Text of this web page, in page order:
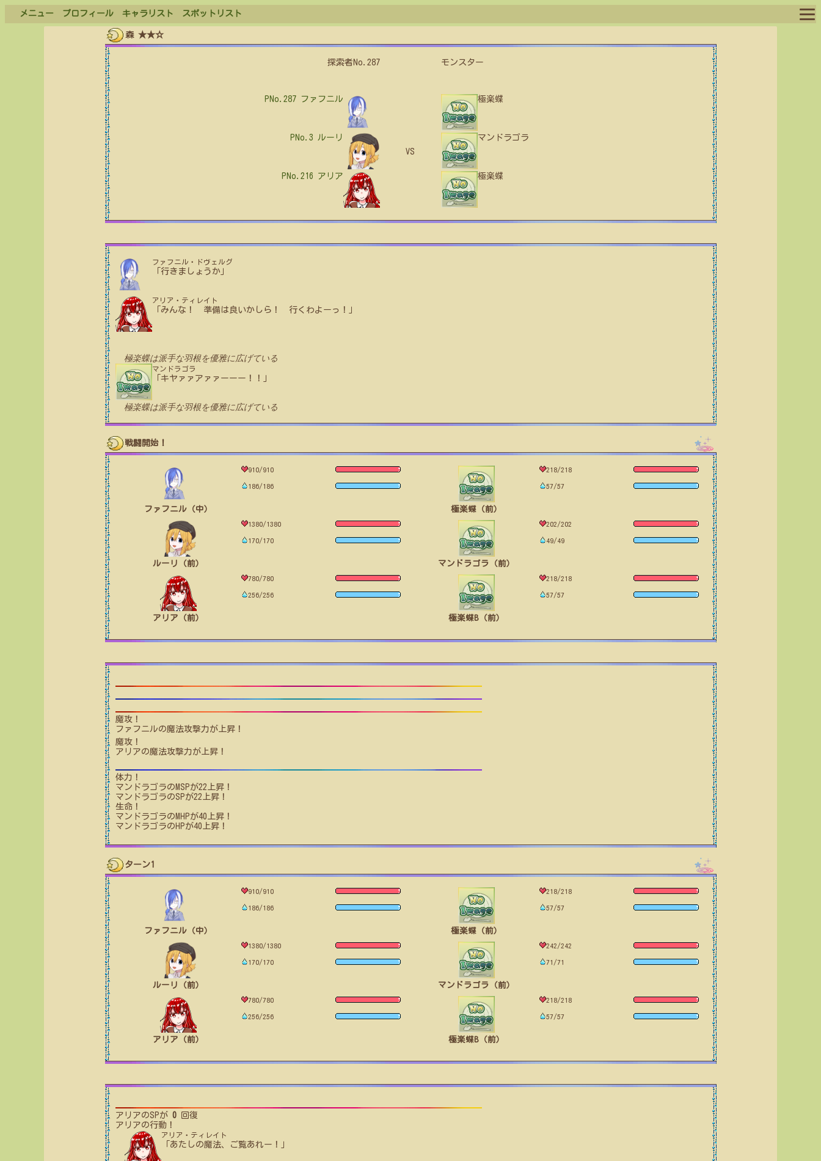
メニュー プロフィール キャラリスト スポットリスト
ログイン
ログアウト
森 ★★☆
探索者No.287 モンスター
PNo.287 ファフニル
VS
極楽蝶
PNo.3 ルーリ マンドラゴラ
PNo.216 アリア 極楽蝶
ファフニル・ドヴェルグ
「行きましょうか」
アリア・ティレイト
「みんな！ 準備は良いかしら！ 行くわよーっ！」
極楽蝶は派手な羽根を優雅に広げている
マンドラゴラ
「キヤァァアァァーーー！！」
極楽蝶は派手な羽根を優雅に広げている
戦闘開始！
ファフニル（中）
910/910
186/186
ルーリ（前）
1380/1380
170/170
アリア（前）
780/780
256/256
極楽蝶（前）
218/218
57/57
マンドラゴラ（前）
202/202
49/49
極楽蝶B（前）
218/218
57/57
魔攻！
ファフニルの魔法攻撃力が上昇！
魔攻！
アリアの魔法攻撃力が上昇！
体力！
マンドラゴラのMSPが22 上昇！
マンドラゴラのSPが22 上昇！
生命！
マンドラゴラのMHPが40 上昇！
マンドラゴラのHPが40 上昇！
ターン1
ファフニル（中）
910/910
186/186
ルーリ（前）
1380/1380
170/170
アリア（前）
780/780
256/256
極楽蝶（前）
218/218
57/57
マンドラゴラ（前）
242/242
71/71
極楽蝶B（前）
218/218
57/57
アリアのSPが 0回復
アリアの行動！
アリア・ティレイト
「あたしの魔法、ご覧あれー！」